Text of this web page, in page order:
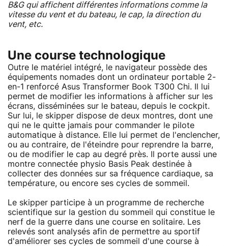
B&G qui affichent différentes informations comme la
vitesse du vent et du bateau, le cap, la direction du
vent, etc.
Une course technologique
Outre le matériel intégré, le navigateur possède des
équipements nomades dont un ordinateur portable 2-
en-1 renforcé Asus Transformer Book T300 Chi. Il lui
permet de modifier les informations à afficher sur les
écrans, disséminées sur le bateau, depuis le cockpit.
Sur lui, le skipper dispose de deux montres, dont une
qui ne le quitte jamais pour commander le pilote
automatique à distance. Elle lui permet de l'enclencher,
ou au contraire, de l'éteindre pour reprendre la barre,
ou de modifier le cap au degré près. Il porte aussi une
montre connectée physio Basis Peak destinée à
collecter des données sur sa fréquence cardiaque, sa
température, ou encore ses cycles de sommeil.
Le skipper participe à un programme de recherche
scientifique sur la gestion du sommeil qui constitue le
nerf de la guerre dans une course en solitaire. Les
relevés sont analysés afin de permettre au sportif
d'améliorer ses cycles de sommeil d'une course à